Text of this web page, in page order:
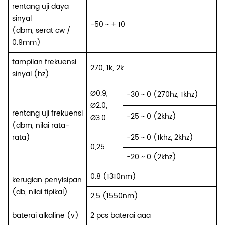
rentang uji daya
sinyal
(dbm, serat cw /
0.9mm)
-50 ~ + 10
tampilan frekuensi
sinyal (hz)
270, 1k, 2k
rentang uji frekuensi
(dbm, nilai rata-
rata)
Ø0.9,
Ø2.0,
Ø3.0
-30 ~ 0 (270hz, 1khz)
-25 ~ 0 (2khz)
0,25
-25 ~ 0 (1khz, 2khz)
-20 ~ 0 (2khz)
kerugian penyisipan
(db, nilai tipikal)
0.8 (1310nm)
2,5 (1550nm)
baterai alkaline (v)
2 pcs baterai aaa